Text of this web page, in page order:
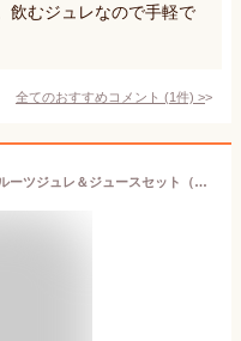
飲むジュレなので手軽で
全てのおすすめコメント (1件) >
【数量限定】お中元 ギフト 夏のフルーツジュレ＆ジュースセット（ジュレ155g×4本 ジュース180ml×4本）送料無料 プレゼント 詰め合せ ゼリー ジュレ ジュース ギフト 夏ギフト 御中元 暑中御見舞い 残暑御見舞い 御祝 御礼 出産内祝い 内祝い お返し 敬老の日 【180_8】